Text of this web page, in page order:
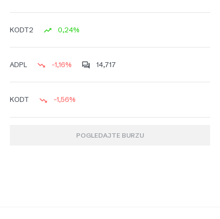
KODT2 0,24%
ADPL -1,16% 14,717
KODT -1,56%
POGLEDAJTE BURZU